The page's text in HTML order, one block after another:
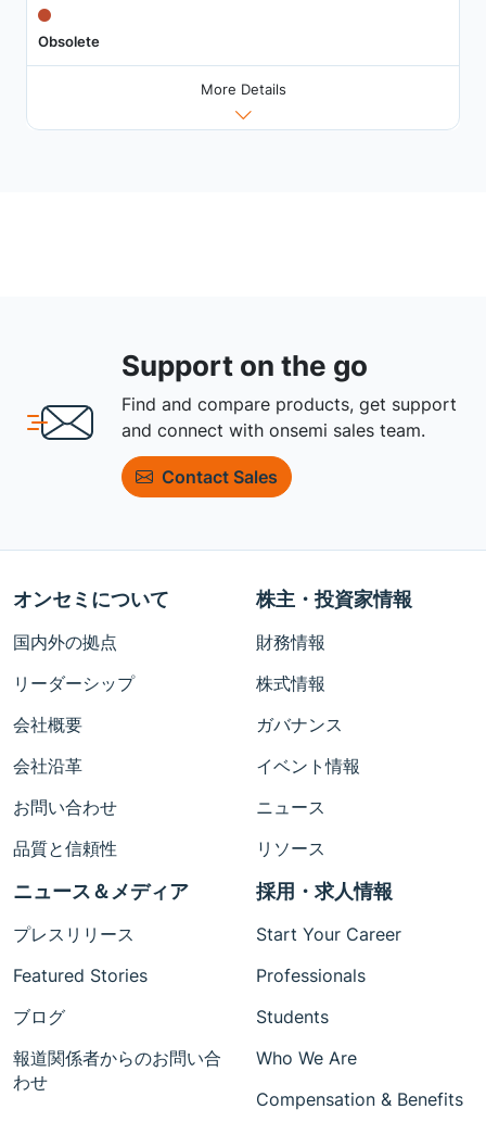
Obsolete
More Details
Support on the go
Find and compare products, get support
and connect with onsemi sales team.
Contact Sales
オンセミについて
国内外の拠点
リーダーシップ
会社概要
会社沿革
お問い合わせ
品質と信頼性
株主・投資家情報
財務情報
株式情報
ガバナンス
イベント情報
ニュース
リソース
ニュース＆メディア
プレスリリース
Featured Stories
ブログ
報道関係者からのお問い合
わせ
採用・求人情報
Start Your Career
Professionals
Students
Who We Are
Compensation & Benefits